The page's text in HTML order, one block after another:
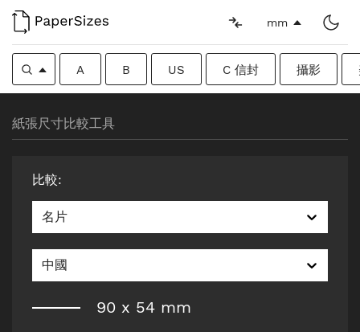
mm
A B US C 信封 攝影
紙張尺寸比較工具
比較:
名片
中國
90 x 54 mm